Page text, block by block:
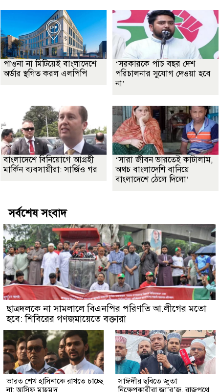
পাওনা না মিটিয়েই বাংলাদেশে
অর্ডার স্থগিত করল এলপিপি
‘সরকারকে পাঁচ বছর দেশ
পরিচালনার সুযোগ দেওয়া হবে
না’
বাংলাদেশে বিনিয়োগে আগ্রহী
মার্কিন ব্যবসায়ীরা: সার্জিও গর
‘সারা জীবন ভারতেই কাটালাম,
অথচ বাংলাদেশি বানিয়ে
বাংলাদেশে ঠেলে দিলো’
সর্বশেষ সংবাদ
ছাত্রদলকে না সামলালে বিএনপির পরিণতি আ.লীগের মতো
হবে: শিবিরের গণজমায়েতে বক্তারা
ভারত শেখ হাসিনাকে রাখতে চাচ্ছে
সাঈদীর ছবিতে জুতা